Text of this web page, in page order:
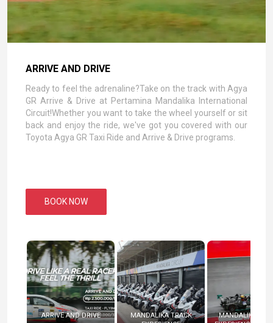
ARRIVE AND DRIVE
Ready to feel the adrenaline?Take on the track with Agya
GR Arrive & Drive at Pertamina Mandalika International
Circuit!Whether you want to take the wheel yourself or sit
back and enjoy the ride, we've got you covered with our
Toyota Agya GR Taxi Ride and Arrive & Drive programs.
BOOK NOW
ARRIVE AND DRIVE
MANDALIKA TRACK
MANDALIKA